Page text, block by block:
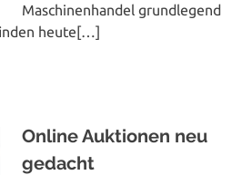
Maschi­nen­han­del grund­le­gend
heute[…]
Online Auktionen neu
gedacht